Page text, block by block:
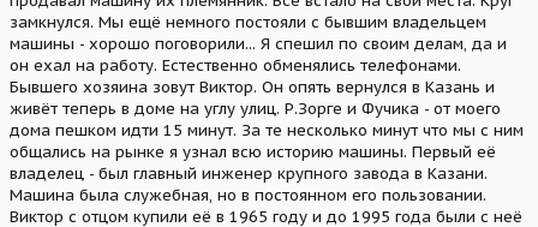
замкнулся. Мы ещё немного постояли с бывшим владельцем
машины - хорошо поговорили... Я спешил по своим делам, да и
он ехал на работу. Естественно обменялись телефонами.
Бывшего хозяина зовут Виктор. Он опять вернулся в Казань и
живёт теперь в доме на углу улиц. Р.Зорге и Фучика - от моего
дома пешком идти 15 минут. За те несколько минут что мы с ним
общались на рынке я узнал всю историю машины. Первый её
владелец - был главный инженер крупного завода в Казани.
Машина была служебная, но в постоянном его пользовании.
Виктор с отцом купили её в 1965 году и до 1995 года были с неё